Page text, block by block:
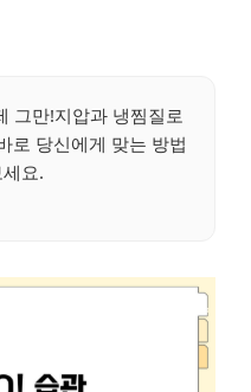
그만!지압과 냉찜질로
로 당신에게 맞는 방법
요.